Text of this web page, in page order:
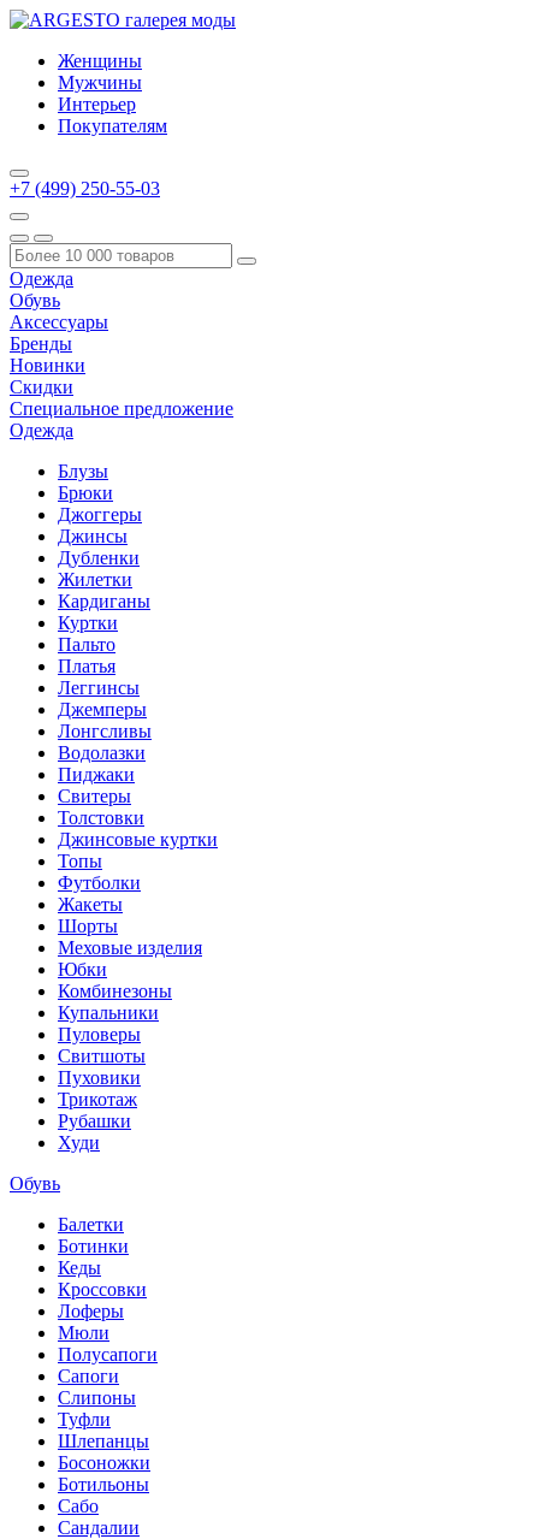
Женщины
Мужчины
Интерьер
Покупателям
+7 (499) 250-55-03
Одежда
Обувь
Аксессуары
Бренды
Новинки
Скидки
Специальное предложение
Одежда
Блузы
Брюки
Джоггеры
Джинсы
Дубленки
Жилетки
Кардиганы
Куртки
Пальто
Платья
Леггинсы
Джемперы
Лонгсливы
Водолазки
Пиджаки
Свитеры
Толстовки
Джинсовые куртки
Топы
Футболки
Жакеты
Шорты
Меховые изделия
Юбки
Комбинезоны
Купальники
Пуловеры
Свитшоты
Пуховики
Трикотаж
Рубашки
Худи
Обувь
Балетки
Ботинки
Кеды
Кроссовки
Лоферы
Мюли
Полусапоги
Сапоги
Слипоны
Туфли
Шлепанцы
Босоножки
Ботильоны
Сабо
Сандалии